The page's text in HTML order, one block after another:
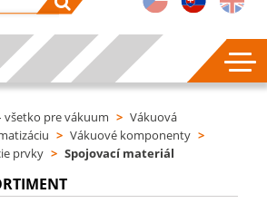
všetko pre vákuum > Vákuová
> Vákuové komponenty >
prvky > Spojovací materiál